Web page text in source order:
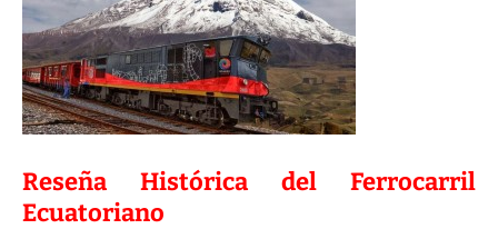
Reseña Histórica del Ferrocarril
Ecuatoriano